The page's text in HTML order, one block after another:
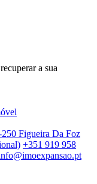
a sua
Figueira Da Foz
+351 919 958